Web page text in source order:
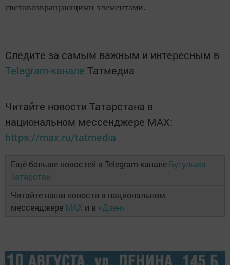
световозвращающими элементами.
Следите за самым важным и интересным в
Telegram-канале Татмедиа
Читайте новости Татарстана в
национальном мессенджере MАХ:
https://max.ru/tatmedia
Ещё больше новостей в Telegram-канале Бугульма
Татарстан
Читайте наши новости в национальном
мессенджере MAX и в «Дзен»